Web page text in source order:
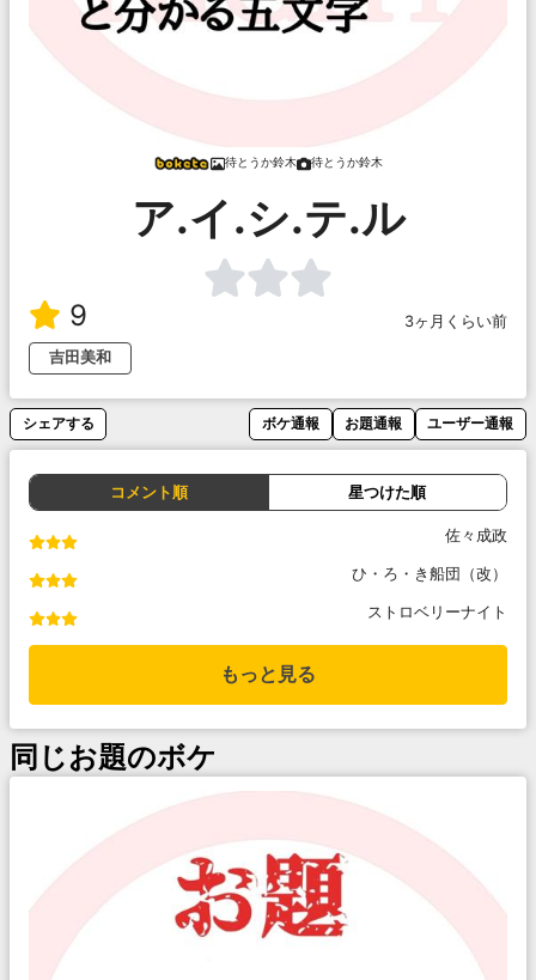
待とうか鈴木 待とうか鈴木
ア.イ.シ.テ.ル
9
3ヶ月くらい前
吉田美和
シェアする ボケ通報 お題通報 ユーザー通報
コメント順 星つけた順
佐々成政
ひ・ろ・き船団（改）
ストロベリーナイト
もっと見る
同じお題のボケ